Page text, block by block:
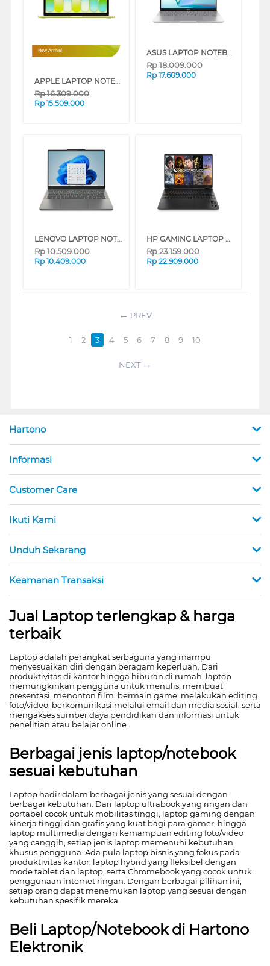
New Arrival
APPLE LAPTOP NOTEBOOK MACBOOK NEO A18 PRO CHIP WITH 6-CORE CPU AND 5-CORE GPU CITRUS
Rp16.309.000
Rp 15.509.000
ASUS LAPTOP NOTEBOOK VIVOBOOK S S3407CA-VIPS7112M INTEL CORE ULTRA 7 255H
Rp18.009.000
Rp 17.609.000
LENOVO LAPTOP NOTEBOOK IDEAPAD SLIM 3 14IRH10 INTEL CORE I5-13420H
Rp10.509.000
Rp 10.409.000
HP GAMING LAPTOP NOTEBOOK HYPERX OMEN 15-GB0666AX AMD RYZEN 7-260
Rp23.159.000
Rp 22.909.000
PREV
1 2 3 4 5 6 7 8 9 10
NEXT
Hartono
Informasi
Customer Care
Ikuti Kami
Unduh Sekarang
Keamanan Transaksi
Jual Laptop terlengkap & harga
terbaik
Laptop adalah perangkat serbaguna yang mampu
menyesuaikan diri dengan beragam keperluan. Dari
produktivitas di kantor hingga hiburan di rumah, laptop
memungkinkan pengguna untuk menulis, membuat
presentasi, menonton film, bermain game, melakukan editing
foto/video, berkomunikasi melalui email dan media sosial, serta
mengakses sumber daya pendidikan dan informasi untuk
penelitian atau belajar online.
Berbagai jenis laptop/notebook
sesuai kebutuhan
Laptop hadir dalam berbagai jenis yang sesuai dengan
berbagai kebutuhan. Dari laptop ultrabook yang ringan dan
portabel cocok untuk mobilitas tinggi, laptop gaming dengan
kinerja tinggi dan grafis yang kuat bagi para gamer, hingga
laptop multimedia dengan kemampuan editing foto/video
yang canggih, setiap jenis laptop memenuhi kebutuhan
khusus pengguna. Ada pula laptop bisnis yang fokus pada
produktivitas kantor, laptop hybrid yang fleksibel dengan
mode tablet dan laptop, serta Chromebook yang cocok untuk
penggunaan internet ringan. Dengan berbagai pilihan ini,
setiap orang dapat menemukan laptop yang sesuai dengan
kebutuhan spesifik mereka.
Beli Laptop/Notebook di Hartono
Elektronik